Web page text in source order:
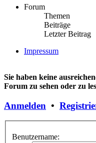
Forum
Themen
Beiträge
Letzter Beitrag
Impressum
Sie haben keine
Forum zu sehen oder zu
Anmelden •
Benutzername: